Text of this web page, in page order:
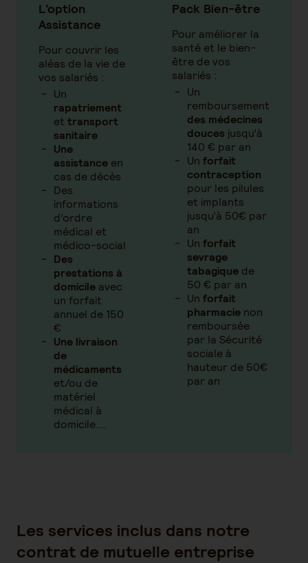
L’option
Assistance
Pour couvrir les
aléas de la vie de
vos salariés :
Un
rapatriement
et transport
sanitaire
Une
assistance en
cas de décès
Des
informations
d’ordre
médical et
médico-social
Des
prestations à
domicile avec
un forfait
annuel de 150
€
Une livraison
de
médicaments
et/ou de
matériel
médical à
domicile...
Pack Bien-être
Pour améliorer la
santé et le bien-
être de vos
salariés :
Un
remboursement
des médecines
douces jusqu’à
140 € par an
Un forfait
contraception
pour les pilules
et implants
jusqu’à 50€ par
an
Un forfait
sevrage
tabagique de
50 € par an
Un forfait
pharmacie non
remboursée
par la Sécurité
sociale à
hauteur de 50€
par an
Les services inclus dans notre
contrat de mutuelle entreprise